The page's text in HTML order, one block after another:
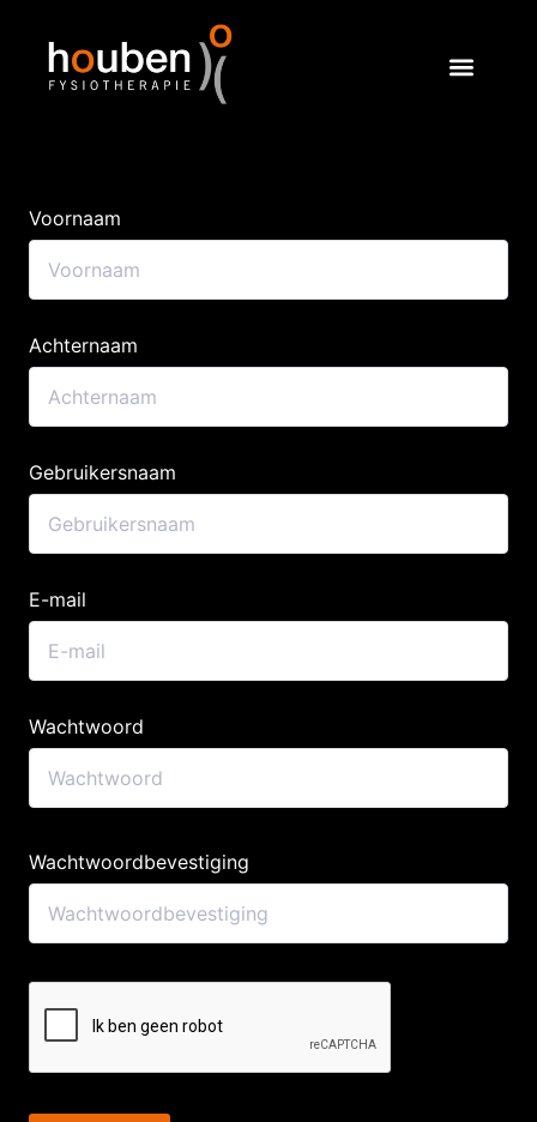
Voornaam
Achternaam
Gebruikersnaam
E-mail
Wachtwoord
Wachtwoordbevestiging